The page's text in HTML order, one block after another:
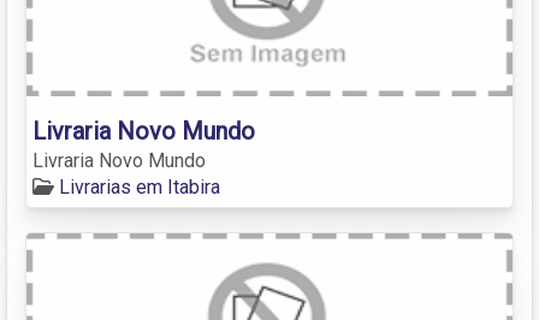
Livraria Novo Mundo
Livraria Novo Mundo
Livrarias em Itabira